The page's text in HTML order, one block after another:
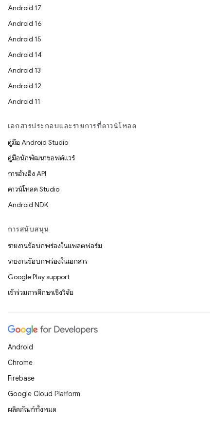
Android 17
Android 16
Android 15
Android 14
Android 13
Android 12
Android 11
เอกสารประกอบและรายการที่ดาวน์โหลด
คู่มือ Android Studio
คู่มือนักพัฒนาซอฟต์แวร์
การอ้างอิง API
ดาวน์โหลด Studio
Android NDK
การสนับสนุน
รายงานข้อบกพร่องในแพลตฟอร์ม
รายงานข้อบกพร่องในเอกสาร
Google Play support
เข้าร่วมการศึกษาเชิงวิจัย
Android
Chrome
Firebase
Google Cloud Platform
ผลิตภัณฑ์ทั้งหมด